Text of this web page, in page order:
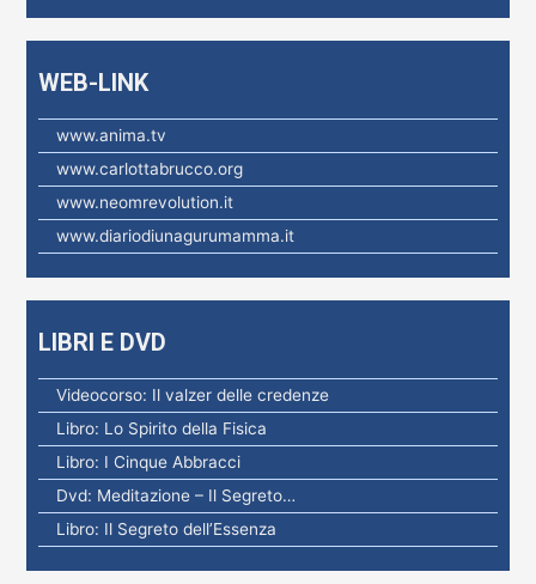
:
WEB-LINK
www.anima.tv
www.carlottabrucco.org
www.neomrevolution.it
www.diariodiunagurumamma.it
LIBRI E DVD
Videocorso: Il valzer delle credenze
Libro: Lo Spirito della Fisica
Libro: I Cinque Abbracci
Dvd: Meditazione – Il Segreto…
Libro: Il Segreto dell’Essenza